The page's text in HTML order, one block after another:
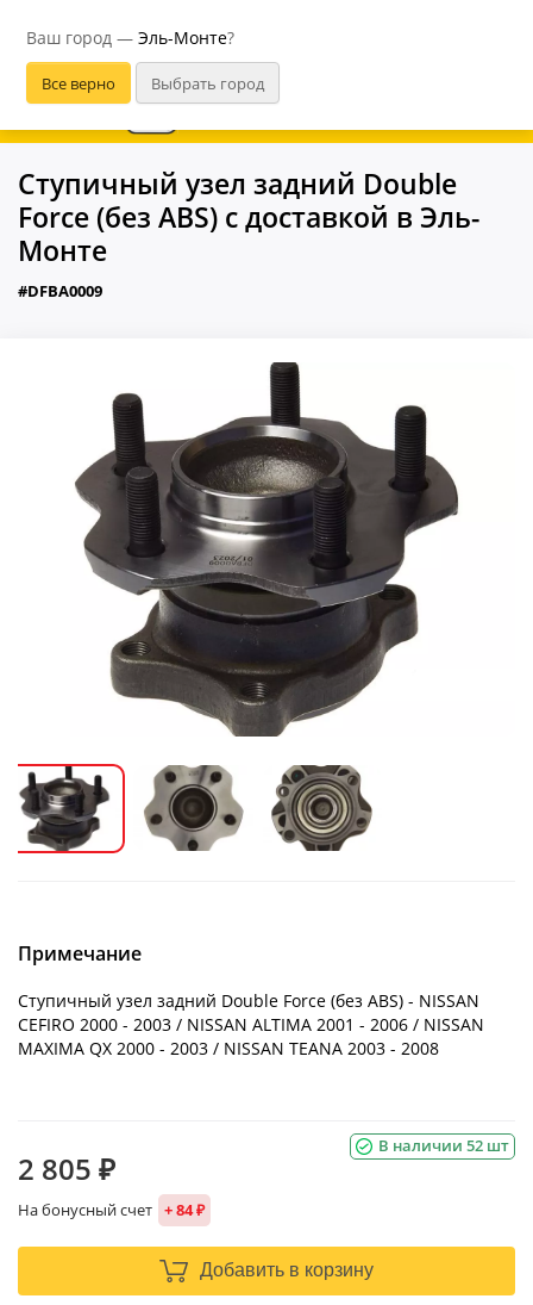
Ваш город — Эль-Монте?
В приложении удобнее
Ступичный узел задний Double
Force (без ABS) с доставкой в Эль-
Монте
#DFBA0009
Примечание
Ступичный узел задний Double Force (без ABS) - NISSAN
CEFIRO 2000 - 2003 / NISSAN ALTIMA 2001 - 2006 / NISSAN
MAXIMA QX 2000 - 2003 / NISSAN TEANA 2003 - 2008
В наличии 52 шт
2 805 ₽
На бонусный счет + 84 ₽
Добавить в корзину